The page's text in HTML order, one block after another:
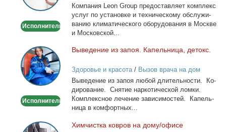
Москве
Исполнитель
кондиционеров
Ком­па­ния Leon Group предо­став­ля­ет ком­плекс
услуг по уста­нов­ке и тех­ни­че­ско­му об­слу­жи­
ва­нию кли­ма­ти­че­ско­го обо­ру­до­ва­ния в Москве
и Мос­ков­ской...
Выведение
из
запоя.
Капельница,
Исполнитель
Вы­ве­де­ние из за­поя. Ка­пель­ни­ца, де­токс.
Здоровье и красота/ Вызов врача на дом
Вы­ве­де­ние из за­поя лю­бой дли­тель­но­сти. Ко­
ди­ро­ва­ние. Сня­тие нар­ко­ти­че­ской лом­ки.
Ком­плекс­ное ле­че­ние за­ви­си­мо­стей. Ка­пель­
ни­ца в ком­форт­ных...
Химчистка
Хим­чист­ка ков­ров на до­му/офи­се